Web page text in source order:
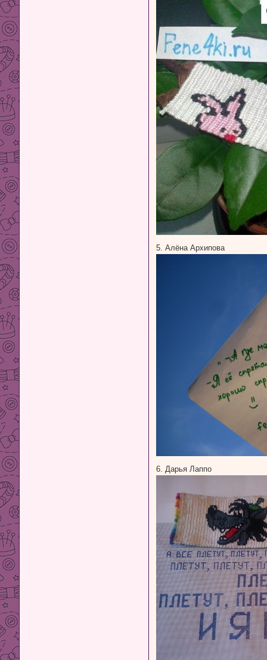
5. Алёна Архипова
6. Дарья Лаппо